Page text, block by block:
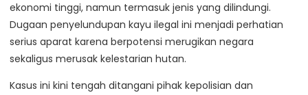
ekonomi tinggi, namun termasuk jenis yang dilindungi.
Dugaan penyelundupan kayu ilegal ini menjadi perhatian
serius aparat karena berpotensi merugikan negara
sekaligus merusak kelestarian hutan.
Kasus ini kini tengah ditangani pihak kepolisian dan